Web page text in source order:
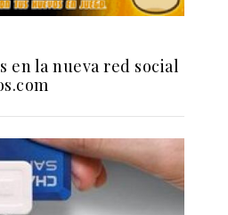
en la nueva red social